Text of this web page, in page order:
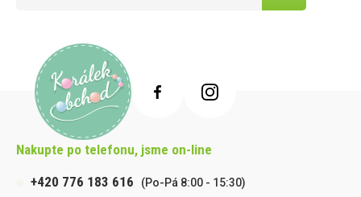
Nakupte po telefonu, jsme on-line
+420 776 183 616
(Po-Pá 8:00 - 15:30)